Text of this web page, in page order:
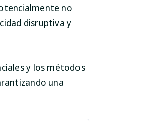
no
disruptiva y
y los métodos
una